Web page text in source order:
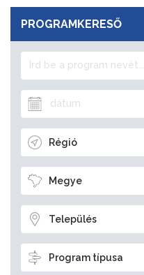
PROGRAMKERESŐ
Régió
Megye
Település
Program típusa